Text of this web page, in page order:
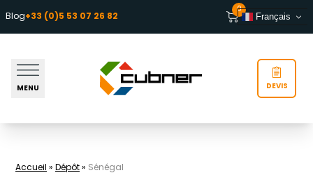
Aller au contenu
Blog+33 (0)5 53 07 26 82
0
Français
MENU DEVIS
Accueil» Dépôt» Sénégal